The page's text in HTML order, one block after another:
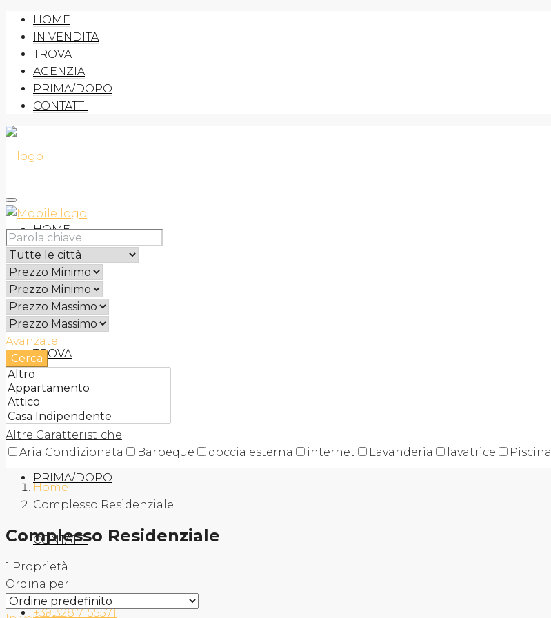
HOME
IN VENDITA
TROVA
AGENZIA
PRIMA/DOPO
CONTATTI
HOME
IN VENDITA
TROVA
AGENZIA
PRIMA/DOPO
CONTATTI
+39 328 7155571
Avanzate
Cerca
Altre Caratteristiche
Aria Condizionata
Barbeque doccia esterna internet Lavanderia lavatrice Piscina
Home
Complesso Residenziale
Complesso Residenziale
1 Proprietà
Ordina per: